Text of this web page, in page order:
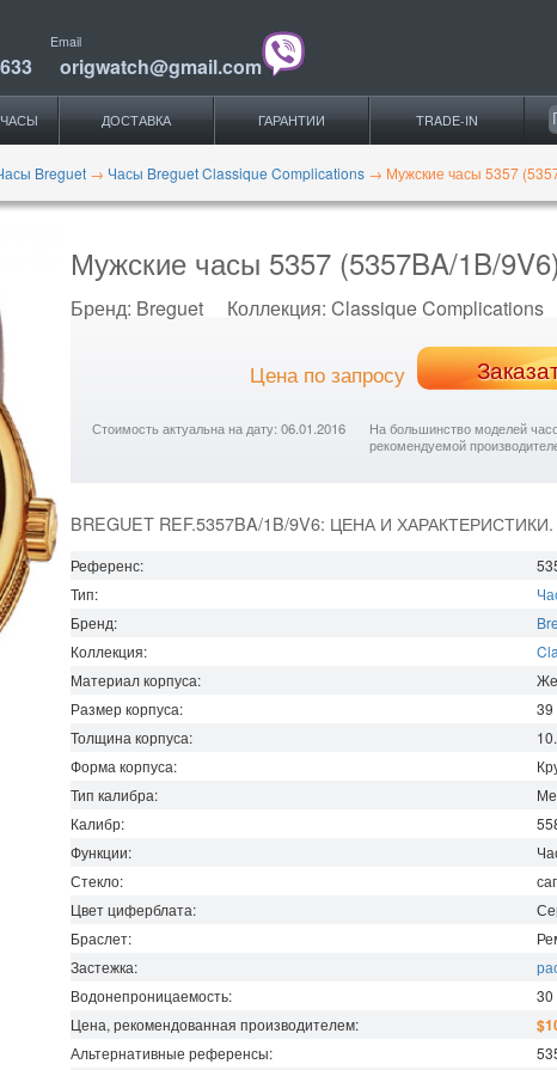
Email
origwatch@gmail.com
ДОСТАВКА ГАРАНТИИ TRADE-IN
Breguet → Часы Breguet Classique Complications → Мужские часы 5357
Мужские часы 5357 (5357BA/1B/9V6)
Бренд: Breguet Коллекция: Classique Complications
Цена по запросу
Стоимость актуальна на дату: 06.01.2016
На большинство моделей
рекомендуемой
BREGUET REF.5357BA/1B/9V6: ЦЕНА И ХАРАКТЕРИСТИКИ.
Референс:
Тип:
Бренд:
Коллекция:
Материал корпуса:
Размер корпуса:
39
Толщина корпуса:
Форма корпуса:
Тип калибра:
Калибр:
Функции:
Стекло:
Цвет циферблата:
Браслет:
Застежка:
Водонепроницаемость: 30
Цена, рекомендованная производителем:
Альтернативные референсы: